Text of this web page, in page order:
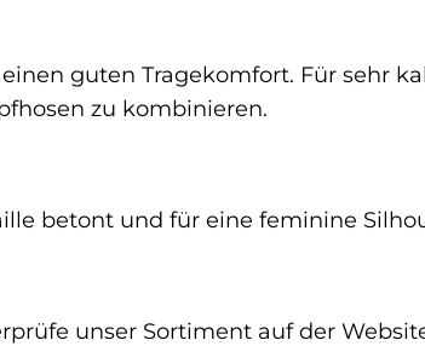
guten Tragekomfort. Für sehr
zu kombinieren.
betont und für eine feminine
unser Sortiment auf der